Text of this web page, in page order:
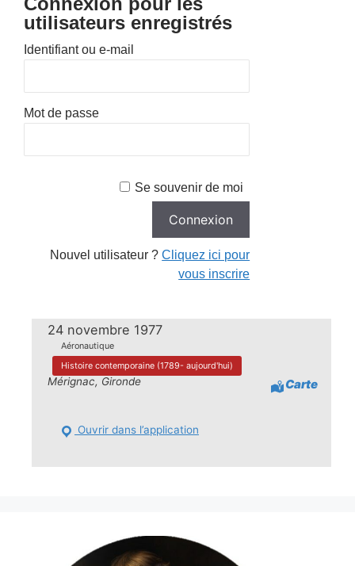
utilisateurs enregistrés
Identifiant ou e-mail
Mot de passe
Se souvenir de moi
Nouvel utilisateur ?Cliquez ici pour
vous inscrire
24 novembre 1977
Aéronautique
Histoire contemporaine (1789- aujourd'hui)
Mérignac, Gironde Carte
Ouvrir dans l’application